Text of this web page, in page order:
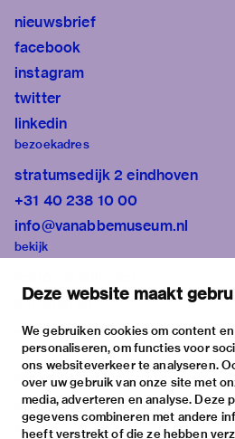
Deze website maakt
We gebruiken cookies om content
personaliseren, om functies voor
ons websiteverkeer te analyseren.
over uw gebruik van onze site met
media, adverteren en analyse. Deze
gegevens combineren met andere
heeft verstrekt of die ze hebben
nieuwsbrief
facebook
instagram
twitter
linkedin
bezoekadres
stratumsedijk 2 eindhoven
+31 40 238 10 00
info@vanabbemuseum.nl
bekijk
activiteiten
praktische informatie
over
het museum
de collectie
fondsen & partners